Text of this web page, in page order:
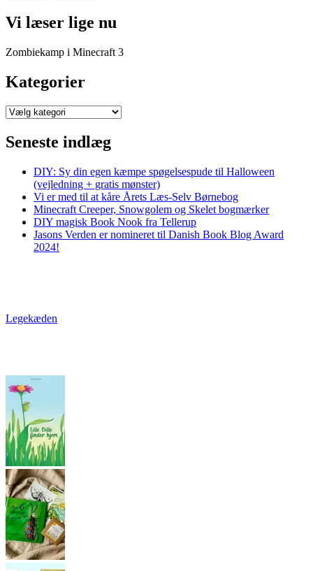
Vi læser lige nu
Zombiekamp i Minecraft 3
Kategorier
Kategorier
Seneste indlæg
DIY: Sy din egen kæmpe spøgelsespude til Halloween
(vejledning + gratis mønster)
Vi er med til at kåre Årets Læs-Selv Børnebog
Minecraft Creeper, Snowgolem og Skelet bogmærker
DIY magisk Book Nook fra Tellerup
Jasons Verden er nomineret til Danish Book Blog Award
2024!
Legekæden